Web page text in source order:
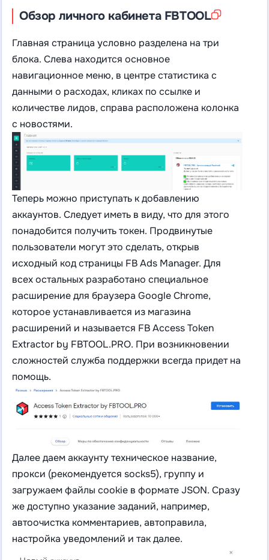
Обзор личного кабинета FBTOOL
Главная страница условно разделена на три
блока. Слева находится основное
навигационное меню, в центре статистика с
данными о расходах, кликах по ссылке и
количестве лидов, справа расположена колонка
с новостями.
Теперь можно приступать к добавлению
аккаунтов. Следует иметь в виду, что для этого
понадобится получить токен. Продвинутые
пользователи могут это сделать, открыв
исходный код страницы FB Ads Manager. Для
всех остальных разработано специальное
расширение для браузера Google Chrome,
которое устанавливается из магазина
расширений и называется FB Access Token
Extractor by FBTOOL.PRO. При возникновении
сложностей служба поддержки всегда придет на
помощь.
Далее даем аккаунту техническое название,
прокси (рекомендуется socks5), группу и
загружаем файлы cookie в формате JSON. Сразу
же доступно указание заданий, например,
автоочистка комментариев, автоправила,
настройка уведомлений и так далее.